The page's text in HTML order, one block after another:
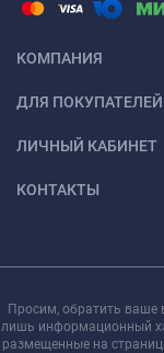
КОМПАНИЯ
ДЛЯ ПОКУПАТЕЛЕЙ
ЛИЧНЫЙ КАБИНЕТ
КОНТАКТЫ
Просим, обратить ваше
лишь информационный
размещенные на